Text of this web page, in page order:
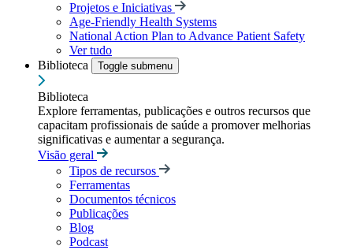
Projetos e Iniciativas
Age-Friendly Health Systems
National Action Plan to Advance Patient Safety
Ver tudo
Biblioteca
Toggle submenu
Biblioteca
Explore ferramentas, publicações e outros recursos que
capacitam profissionais de saúde a promover melhorias
significativas e aumentar a segurança.
Visão geral
Tipos de recursos
Ferramentas
Documentos técnicos
Publicações
Blog
Podcast